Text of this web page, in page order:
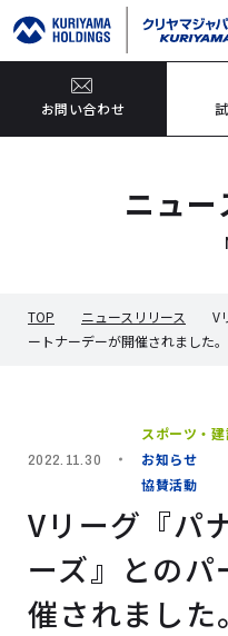
お問い合わせ
ニュー
TOP ニュースリリース
V
ートナーデーが開催されました。
2022.11.30
スポーツ・
お知らせ
協賛活動
Vリーグ『パ
ーズ』との
催されました。